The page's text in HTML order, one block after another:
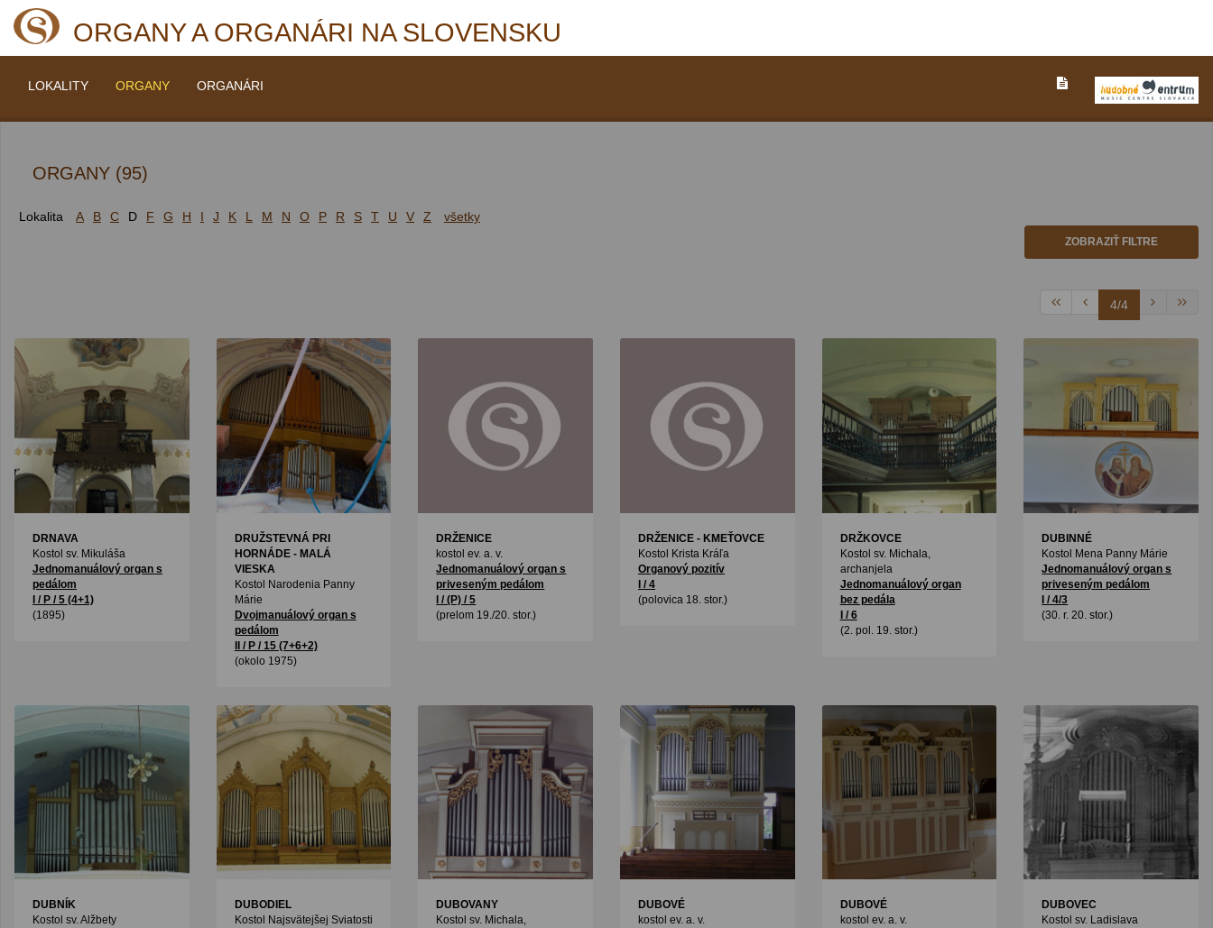
ORGANY A ORGANÁRI NA SLOVENSKU
LOKALITY ORGANY ORGANÁRI
ORGANY (95)
Lokalita A B C D F G H I J K L M N O P R S T U V Z všetky
ZOBRAZIŤ FILTRE
4/4
DRNAVA
Kostol sv. Mikuláša
Jednomanuálový organ s
pedálom
I / P / 5 (4+1)
(1895)
DRUŽSTEVNÁ PRI
HORNÁDE - MALÁ
VIESKA
Kostol Narodenia Panny
Márie
Dvojmanuálový organ s
pedálom
II / P / 15 (7+6+2)
(okolo 1975)
DRŽENICE
kostol ev. a. v.
Jednomanuálový organ s
priveseným pedálom
I / (P) / 5
(prelom 19./20. stor.)
DRŽENICE - KMEŤOVCE
Kostol Krista Kráľa
Organový pozitív
I / 4
(polovica 18. stor.)
DRŽKOVCE
Kostol sv. Michala,
archanjela
Jednomanuálový organ
bez pedála
I / 6
(2. pol. 19. stor.)
DUBINNÉ
Kostol Mena Panny Márie
Jednomanuálový organ s
priveseným pedálom
I / 4/3
(30. r. 20. stor.)
DUBNÍK
Kostol sv. Alžbety
DUBODIEL
Kostol Najsvätejšej Sviatosti
DUBOVANY
Kostol sv. Michala,
DUBOVÉ
kostol ev. a. v.
DUBOVÉ
kostol ev. a. v.
DUBOVEC
Kostol sv. Ladislava